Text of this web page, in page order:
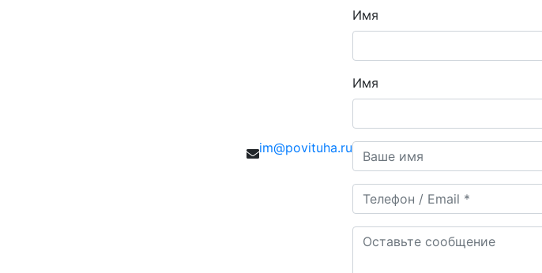
im@povituha.ru
Имя
Имя